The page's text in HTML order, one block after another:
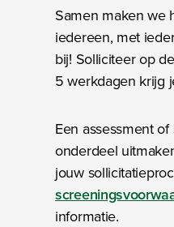
Samen maken we
iedereen, met
bij! Solliciteer op
5 werkdagen krijg
Een assessment
onderdeel
jouw
informatie.